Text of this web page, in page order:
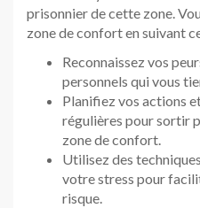
prisonnier de cette zone.
zone de confort en suivant
Reconnaissez vos
personnels qui vous
Planifiez vos actions
régulières pour sortir
zone de confort.
Utilisez des
votre stress pour
risque.